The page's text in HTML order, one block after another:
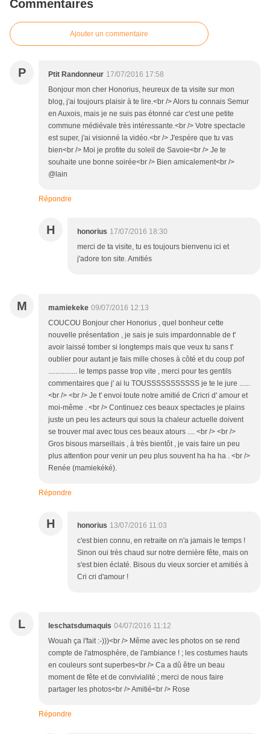
Commentaires
Ajouter un commentaire
P Ptit Randonneur 17/07/2016 17:58
Bonjour mon cher Honorius, heureux de ta visite sur mon
blog, j'ai toujours plaisir à te lire.<br /> Alors tu connais Semur
en Auxois, mais je ne suis pas étonné car c'est une petite
commune médiévale très intéressante.<br /> Votre spectacle
est super, j'ai visionné la vidéo.<br /> J'espère que tu vas
bien<br /> Moi je profite du soleil de Savoie<br /> Je te
souhaite une bonne soirée<br /> Bien amicalement<br />
@lain
Répondre
H honorius 17/07/2016 18:30
merci de ta visite, tu es toujours bienvenu ici et
j'adore ton site. Amitiés
M mamiekeke 09/07/2016 12:13
COUCOU Bonjour cher Honorius , quel bonheur cette
nouvelle présentation , je sais je suis impardonnable de t'
avoir laissé tomber si longtemps mais que veux tu sans t'
oublier pour autant je fais mille choses à côté et du coup pof
................ le temps passe trop vite , merci pour tes gentils
commentaires que j' ai lu TOUSSSSSSSSSSS je te le jure ......
<br /> <br /> Je t' envoi toute notre amitié de Cricri d' amour et
moi-même . <br /> Continuez ces beaux spectacles je plains
juste un peu les acteurs qui sous la chaleur actuelle doivent
se trouver mal avec tous ces beaux atours .... <br /> <br />
Gros bisous marseillais , à très bientôt , je vais faire un peu
plus attention pour venir un peu plus souvent ha ha ha . <br />
Renée (mamiekéké).
Répondre
H honorius 13/07/2016 11:03
c'est bien connu, en retraite on n'a jamais le temps !
Sinon oui très chaud sur notre dernière fête, mais on
s'est bien éclaté. Bisous du vieux sorcier et amitiés à
Cri cri d'amour !
L leschatsdumaquis 04/07/2016 11:12
Wouah ça l'fait :-)))<br /> Même avec les photos on se rend
compte de l'atmosphère, de l'ambiance ! ; les costumes hauts
en couleurs sont superbes<br /> Ca a dû être un beau
moment de fête et de convivialité ; merci de nous faire
partager les photos<br /> Amitié<br /> Rose
Répondre